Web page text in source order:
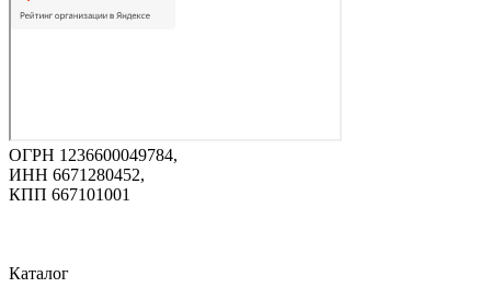
ОГРН 1236600049784,
ИНН 6671280452,
КПП 667101001
Каталог